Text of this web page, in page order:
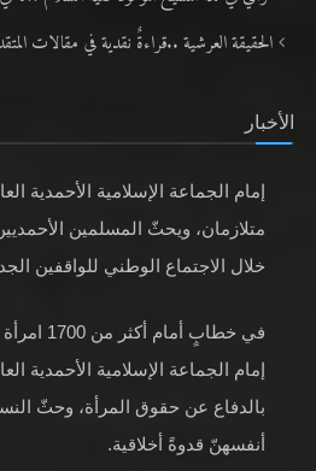
الحقيقة العرشية ..قراءةٌ نقدية في مقالات
الأخبار
إمام الجماعة الإسلامية الأحمدية
متلازمان، ويحثّ المسلمين
خلال الاجتماع الوطني للواقفين الجدد
في خطابٍ
إمام الجماعة الإسلامية الأحمدية
بالدفاع عن حقوق المرأة، وحثّ
أنفسهنّ قدوةً أخلاقية.